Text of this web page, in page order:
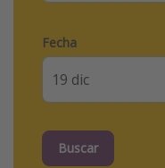
Fecha
Buscar